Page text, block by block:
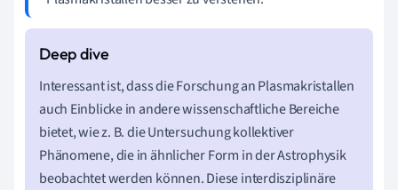
Interessant ist, dass die Forschung an Plasmakristallen
auch Einblicke in andere wissenschaftliche Bereiche
bietet, wie z. B. die Untersuchung kollektiver
Phänomene, die in ähnlicher Form in der Astrophysik
beobachtet werden können. Diese interdisziplinäre